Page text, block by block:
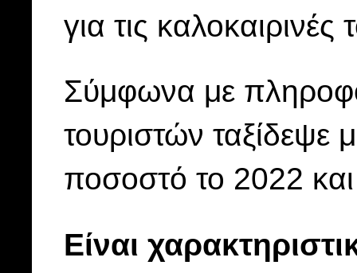
για τις
Σύμφωνα με
τουριστών
ποσοστό το 2022
Είναι